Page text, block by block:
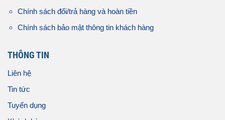
Chính sách đổi/trả hàng và hoàn tiền
Chính sách bảo mật thông tin khách hàng
THÔNG TIN
Liên hệ
Tin tức
Tuyển dụng